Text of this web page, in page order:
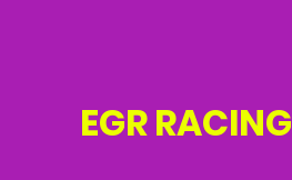
EGRRACING